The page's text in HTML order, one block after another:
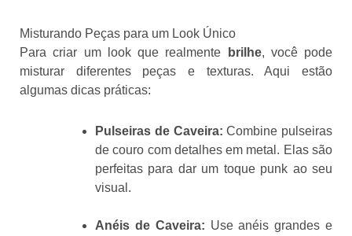
Misturando Peças para um Look Único
Para criar um look que realmente
brilhe, você pode
misturar diferentes peças e texturas. Aqui estão
algumas dicas práticas:
Pulseiras de Caveira: Combine pulseiras
de couro com detalhes em metal. Elas são
perfeitas para dar um toque punk ao seu
visual.
Anéis de Caveira: Use anéis grandes e